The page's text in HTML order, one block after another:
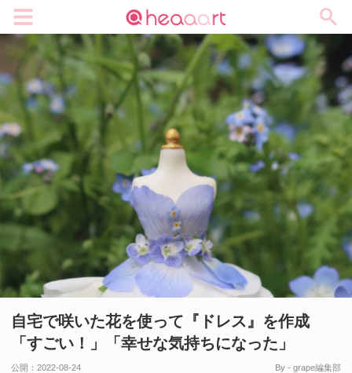
自宅で咲いた花を使って『ドレス』を作成
「すごい！」「幸せな気持ちになった」
公開： 2022-08-24
By - grape編集部